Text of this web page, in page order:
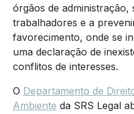
órgãos de administração,
trabalhadores e a
favorecimento, onde se
uma declaração de
conflitos de interesses.
O Departamento de
Ambiente da SRS Legal